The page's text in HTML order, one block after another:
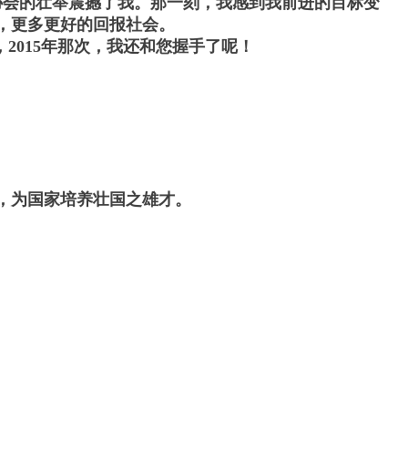
多更好的回报社会。
年那次，我还和您握手了呢！
国家培养壮国之雄才。